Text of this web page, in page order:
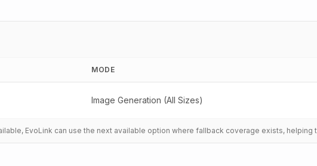
MODE
Image Generation (All Sizes)
EvoLink can use the next available option where fallback coverage exists,